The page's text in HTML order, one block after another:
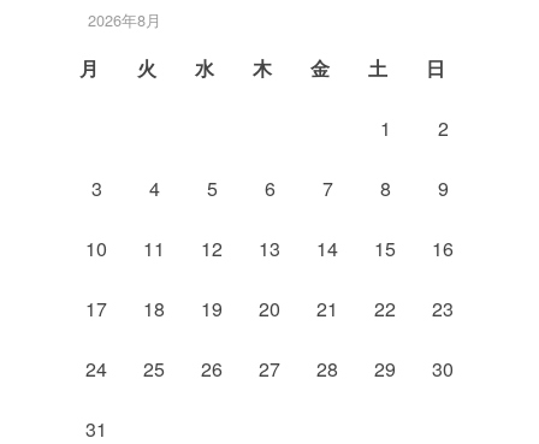
2026年8月
月 火 水 木 金 土 日
1 2
3 4 5 6 7 8 9
10 11 12 13 14 15 16
17 18 19 20 21 22 23
24 25 26 27 28 29 30
31